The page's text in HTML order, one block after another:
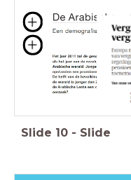
Slide 10 - Slide